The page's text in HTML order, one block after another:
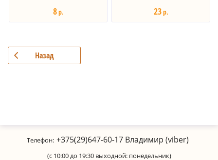
8р. 23р.
Назад
Телефон: +375(29)647-60-17 Владимир (viber)
(с 10:00 до 19:30 выходной: понедельник)